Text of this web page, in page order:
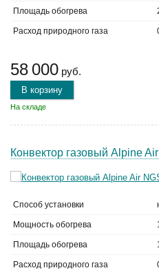
Площадь обогрева
Расход природного газа
58 000 руб.
В корзину
На складе
Конвектор газовый Alpine
Способ установки
Мощность обогрева
Площадь обогрева
Расход природного газа